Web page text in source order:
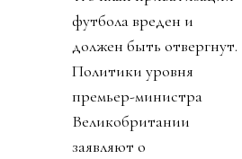
футбола вреден и
должен быть отвергнут.
Политики уровня
премьер-министра
Великобритании
заявляют о